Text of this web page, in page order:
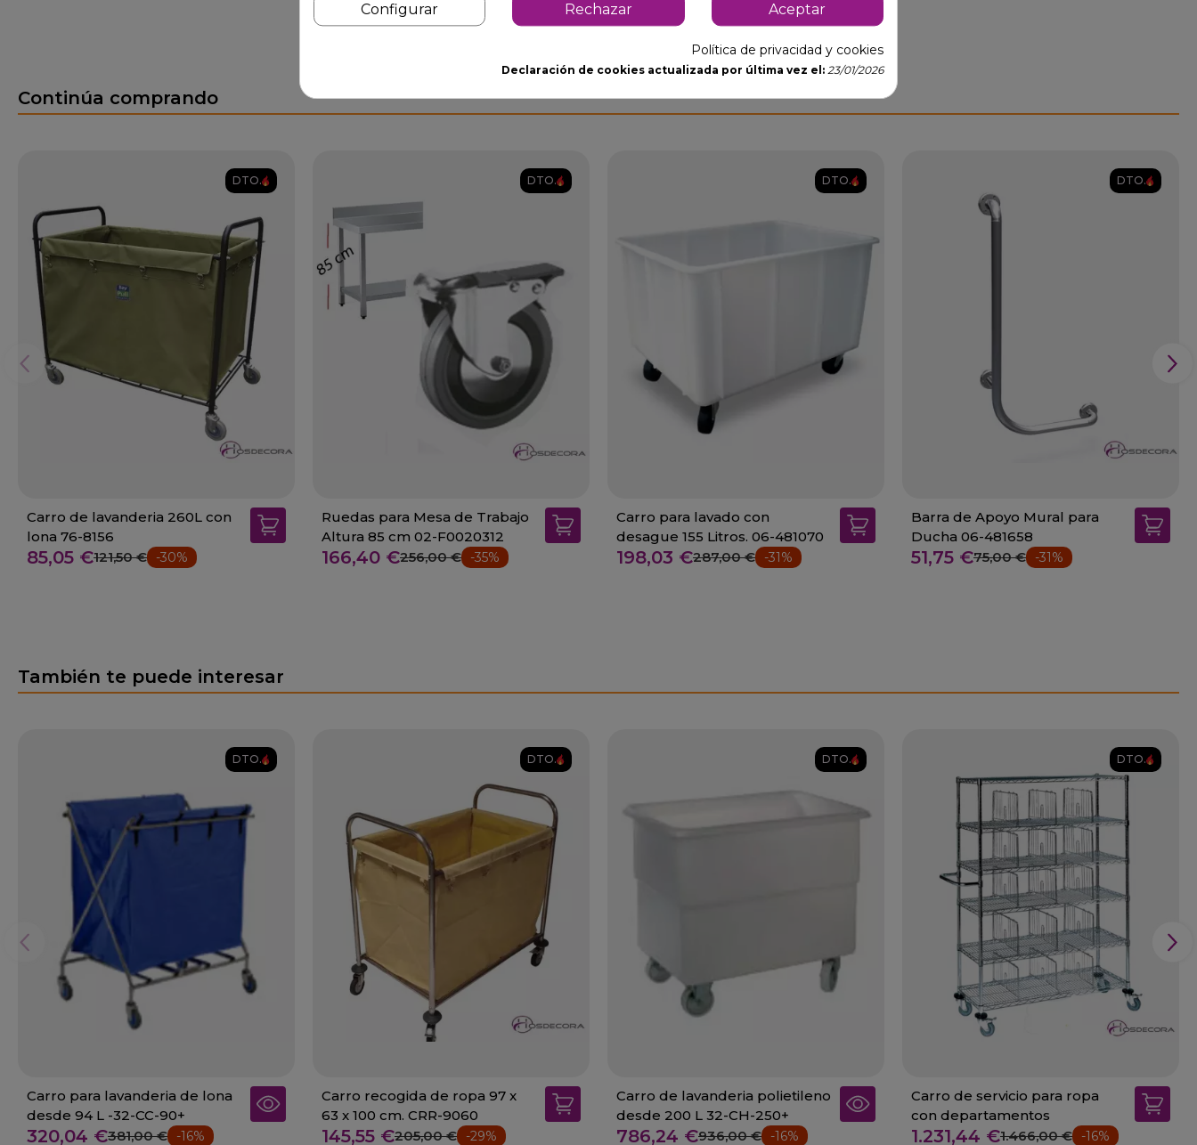
Continúa comprando
DTO.
Carro de lavanderia 260L con
lona 76-8156
85,05 €121,50 € -30%
DTO.
Ruedas para Mesa de Trabajo
Altura 85 cm 02-F0020312
166,40 €256,00 € -35%
DTO.
Carro para lavado con
desague 155 Litros. 06-481070
198,03 €287,00 € -31%
DTO.
Barra de Apoyo Mural para
Ducha 06-481658
51,75 €75,00 € -31%
También te puede interesar
DTO.
Carro para lavanderia de lona
desde 94 L -32-CC-90+
320,04 €381,00 € -16%
DTO.
Carro recogida de ropa 97 x
63 x 100 cm. CRR-9060
145,55 €205,00 € -29%
DTO.
Carro de lavanderia polietileno
desde 200 L 32-CH-250+
786,24 €936,00 € -16%
DTO.
Carro de servicio para ropa
con departamentos
1.231,44 €1.466,00 € -16%
Configurar Rechazar Aceptar
Política de privacidad y cookies
Declaración de cookies actualizada por última vez el: 23/01/2026